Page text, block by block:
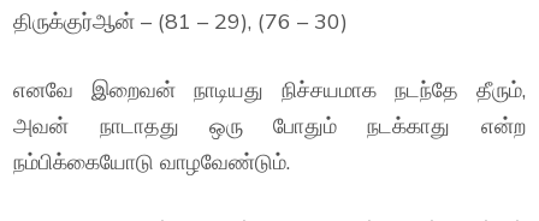
திருக்குர்ஆன் – (81 – 29), (76 – 30)
எனவே இறைவன் நாடியது நிச்சயமாக நடந்தே தீரும்,
அவன் நாடாதது ஒரு போதும் நடக்காது என்ற
நம்பிக்கையோடு வாழவேண்டும்.